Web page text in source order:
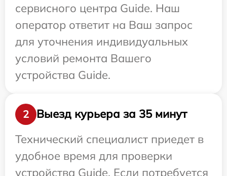
сервисного центра Guide. Наш
оператор ответит на Ваш запрос
для уточнения индивидуальных
условий ремонта Вашего
устройства Guide.
2
Выезд курьера за 35 минут
Технический специалист приедет в
удобное время для проверки
устройства Guide. Если потребуется